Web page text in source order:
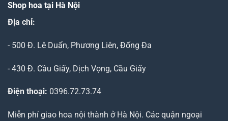
Shop hoa tại Hà Nội
Địa chỉ:
- 500 Đ. Lê Duẩn, Phương Liên, Đống Đa
- 430 Đ. Cầu Giấy, Dịch Vọng, Cầu Giấy
Điện thoại: 0396.72.73.74
Miễn phí giao hoa nội thành ở Hà Nội. Các quận ngoại